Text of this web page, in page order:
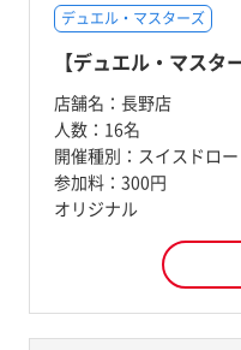
デュエル・マスターズ
【デュエル・マス
店舗名： 長野店
人数： 16名
開催種別： スイスドロー
参加料： 300円
オリジナル